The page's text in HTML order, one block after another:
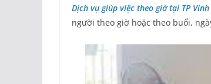
Dịch vụ giúp việc theo giờ tại TP Vinh
người theo giờ hoặc theo buổi,